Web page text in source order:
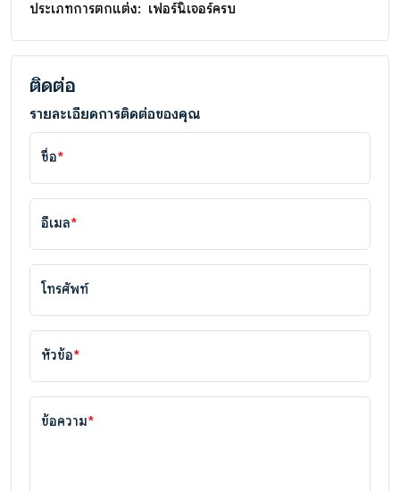
ประเภทการตกแต่ง: เฟอร์นิเจอร์ครบ
ติดต่อ
รายละเอียดการติดต่อของคุณ
ชื่อ*
อีเมล*
โทรศัพท์
หัวข้อ*
ข้อความ*